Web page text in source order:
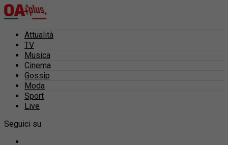
Attualità
TV
Musica
Cinema
Gossip
Moda
Sport
Live
Seguici su